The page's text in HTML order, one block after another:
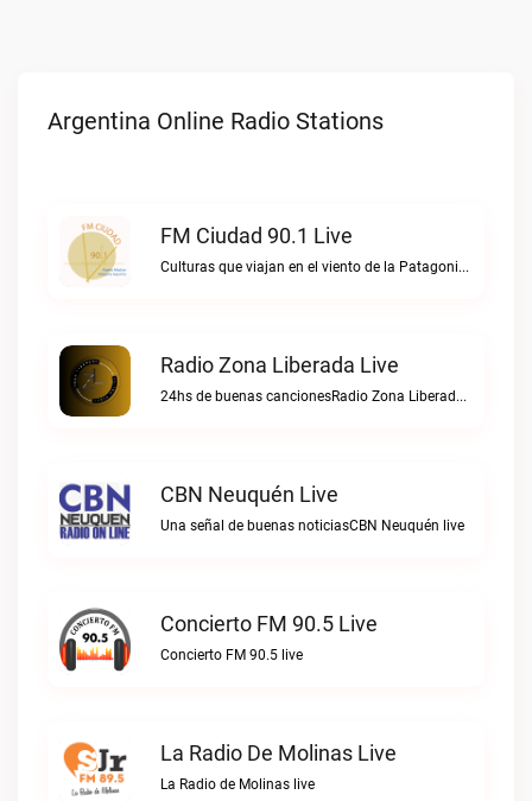
Argentina Online Radio Stations
FM Ciudad 90.1 Live
Culturas que viajan en el viento de la PatagoniaFM Ciudad 90.1 live
Radio Zona Liberada Live
24hs de buenas cancionesRadio Zona Liberada live
CBN Neuquén Live
Una señal de buenas noticiasCBN Neuquén live
Concierto FM 90.5 Live
Concierto FM 90.5 live
La Radio De Molinas Live
La Radio de Molinas live